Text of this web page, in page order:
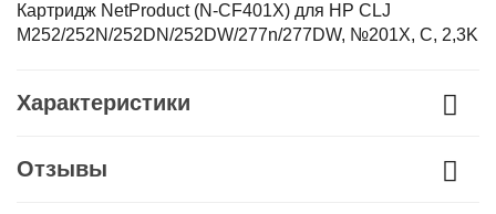
Картридж NetProduct (N-CF401X) для HP CLJ
M252/252N/252DN/252DW/277n/277DW, №201X, C, 2,3K
Характеристики
Отзывы